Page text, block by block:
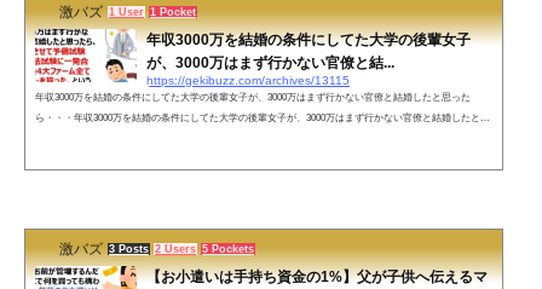
激バズ 1 User 1 Pocket
年収3000万を結婚の条件にしてた大学の後輩女子
が、3000万はまず行かない官僚と結...
https://gekibuzz.com/archives/13115
年収3000万を結婚の条件にしてた大学の後輩女子が、3000万はまず行かない官僚と結婚したと思った
ら・・・年収3000万を結婚の条件にしてた大学の後輩女子が、3000万はまず行かない官僚と結婚したと思
激バズ 3 Posts 2 Users 5 Pockets
【お小遣いは手持ち資金の1%】父が子供へ伝えるマ